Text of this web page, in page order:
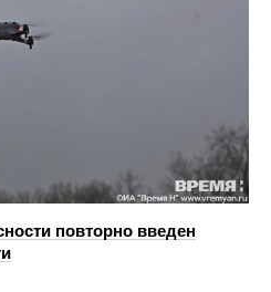
повторно введен